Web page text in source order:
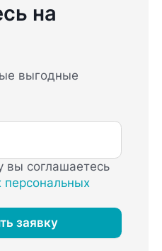
на
выгодные
вы соглашаетесь
персональных
заявку